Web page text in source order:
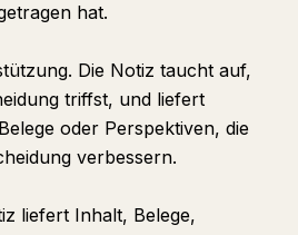
hat.
Die Notiz taucht auf,
triffst, und liefert
oder Perspektiven, die
verbessern.
liefert Inhalt, Belege,